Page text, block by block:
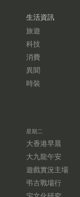
生活資訊
旅遊
科技
消費
異聞
時裝
星期二
大香港早晨
大九龍午安
遊戲實況主場
弔古戰場行